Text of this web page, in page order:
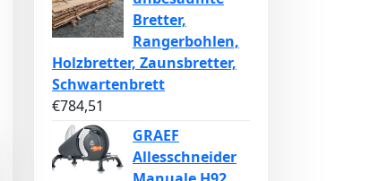
Bretter,
Rangerbohlen,
Holzbretter, Zaunsbretter,
Schwartenbrett
€784,51
GRAEF
Allesschneider